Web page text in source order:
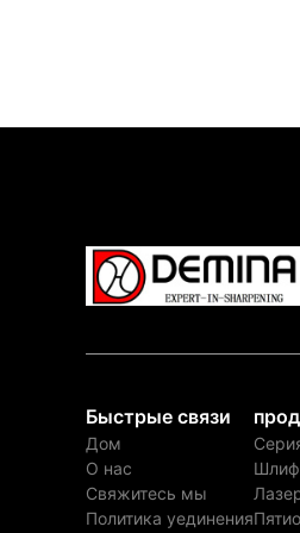
Быстрые связи
Дом
О нас
Свяжитесь мы
Политика уединения